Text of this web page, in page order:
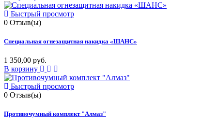
Быстрый просмотр
0 Отзыв(ы)
Специальная огнезащитная накидка «ШАНС»
1 350,00 руб.
В корзину
Быстрый просмотр
0 Отзыв(ы)
Противочумный комплект "Алмаз"